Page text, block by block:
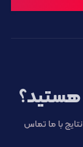
هستید؟
با ما تماس